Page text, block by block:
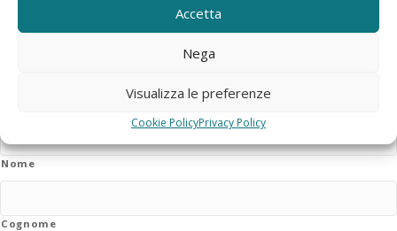
Accetta
Nega
Visualizza le preferenze
Cookie PolicyPrivacy Policy
IMPRESE E LAVORO
sono obbligatori.
*
Nome
Cognome